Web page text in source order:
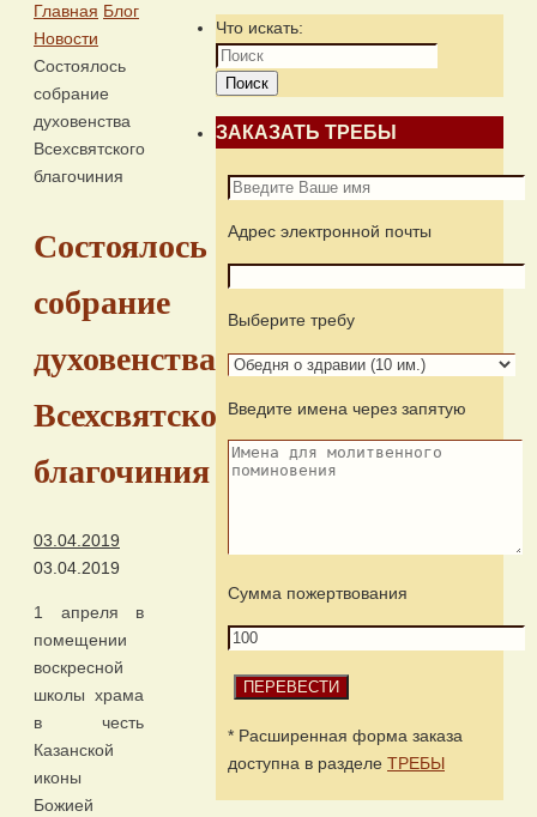
Главная Блог
Новости
Состоялось
собрание
духовенства
Всехсвятского
благочиния
Состоялось
собрание
духовенства
Всехсвятского
благочиния
03.04.2019
03.04.2019
1 апреля в
помещении
воскресной
школы храма
в честь
Казанской
иконы
Божией
Что искать:
Поиск
ЗАКАЗАТЬ ТРЕБЫ
Адрес электронной почты
Выберите требу
Введите имена через запятую
Сумма пожертвования
* Расширенная форма заказа
доступна в разделе ТРЕБЫ